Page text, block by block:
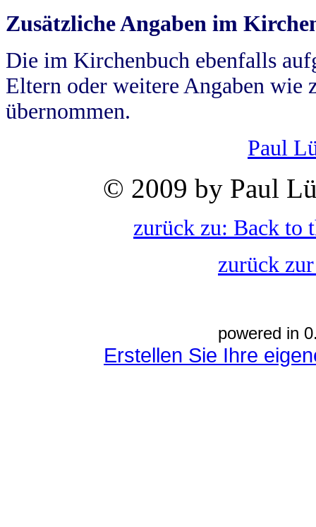
Zusätzliche Angaben im
Die im Kirchenbuch ebenfalls
Eltern oder weitere Angaben wie
übernommen.
Paul
© 2009 by Paul
zurück zu: Back to
zurück
powered in
Erstellen Sie Ihre